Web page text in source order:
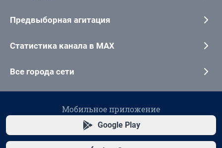
Предвыборная агитация
Статистика канала в MAX
Все города сети
Мобильное приложение
Google Play